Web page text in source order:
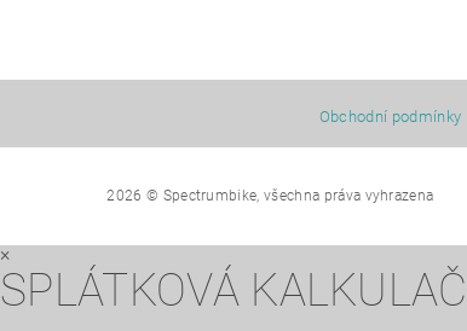
Obchodní podmínky
2026 © Spectrumbike, všechna práva vyhrazena
×
SPLÁTKOVÁ